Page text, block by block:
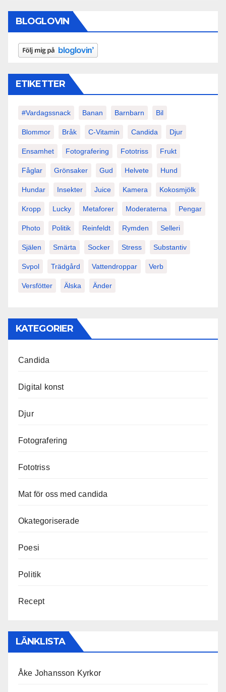
BLOGLOVIN
ETIKETTER
#vardagssnack Banan Barnbarn Bil
Blommor Bråk C-Vitamin Candida Djur
Ensamhet Fotografering Fototriss Frukt
Fåglar Grönsaker Gud Helvete Hund
Hundar Insekter Juice Kamera Kokosmjölk
Kropp Lucky Metaforer Moderaterna Pengar
Photo Politik Reinfeldt Rymden Selleri
Själen Smärta Socker Stress Substantiv
Svpol Trädgård Vattendroppar Verb
Versfötter Älska Änder
KATEGORIER
Candida
Digital konst
Djur
Fotografering
Fototriss
Mat för oss med candida
Okategoriserade
Poesi
Politik
Recept
LÄNKLISTA
Åke Johansson Kyrkor